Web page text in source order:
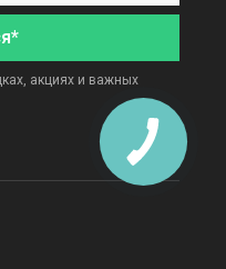
акциях и важных